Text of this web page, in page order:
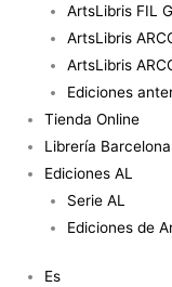
ArtsLibris FIL
ArtsLibris
ArtsLibris
Ediciones
Tienda Online
Librería Barcelona
Ediciones AL
Serie AL
Ediciones de
Es